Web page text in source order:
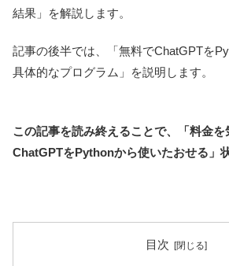
結果」を解説します。
記事の後半では、「無料でChatGPTを
具体的なプログラム」を説明します。
この記事を読み終えることで、「料金を
ChatGPTをPythonから使いたおせる」
目次